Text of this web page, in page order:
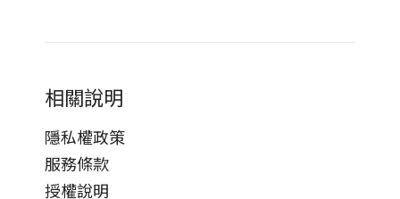
相關說明
隱私權政策
服務條款
授權說明